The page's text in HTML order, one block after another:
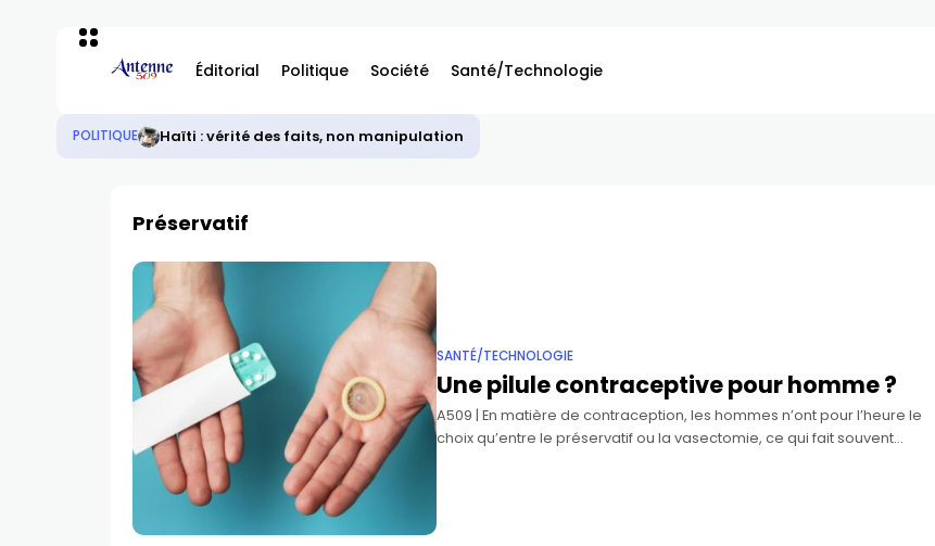
Éditorial Politique Société Santé/Technologie
POLITIQUE Haïti : vérité des faits, non manipulation
Préservatif
SANTÉ/TECHNOLOGIE
Une pilule contraceptive pour homme ?
A509 | En matière de contraception, les hommes n’ont pour l’heure le
choix qu’entre le préservatif ou la vasectomie, ce qui fait souvent